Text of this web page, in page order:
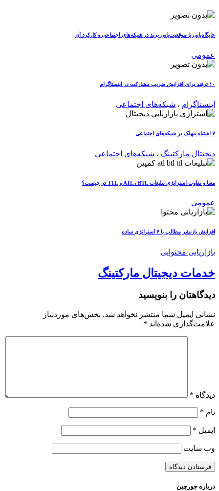
جایگاه‌یابی یا موقعیت‌یابی برند در شبکه‌های اجتماعی و کارکرد آن
عمومی
۱۰ ترفند برای افزایش ضریب مشارکت در اینستاگرام
اینستاگرام ، شبکه‌های اجتماعی
۷ اشتباه مهلک در شبکه‌های اجتماعی
دیجیتال مارکتینگ ، شبکه‌های اجتماعی
معنا و تفاوت استراتژی تبلیغات ATL ، BTL و TTL در چیست؟
عمومی
افزایش بازنشر مطالب با ۶ استراتژی ساده
بازاریابی محتوایی
خدمات دیجیتال مارکتینگ
دیدگاهتان را بنویسید
نشانی ایمیل شما منتشر نخواهد شد. بخش‌های موردنیاز
علامت‌گذاری شده‌اند *
دیدگاه *
نام *
ایمیل *
وب‌ سایت
درباره جورچین